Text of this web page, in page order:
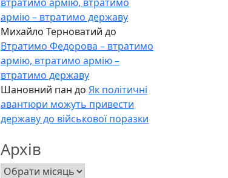
армію – втратимо державу
Михайло Терноватий до
Втратимо Федорова – втратимо
армію, втратимо армію –
втратимо державу
Шановний пан до Як політичні
авантюри можуть привести
державу до військової поразки
Архів
Архів